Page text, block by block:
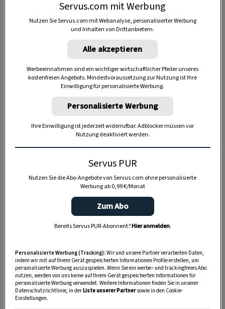
Anzeige
SPEICHERN DRUCKEN
Servus.com mit Werbung
Nutzen Sie Servus.com mit Webanalyse, personalisierter Werbung
und Inhalten von Drittanbietern.
Alle akzeptieren
Werbeeinnahmen sind ein wichtiger wirtschaftlicher Pfeiler unseres
kostenfreien Angebots. Mindestvoraussetzung zur Nutzung ist Ihre
Einwilligung für personalisierte Werbung.
Personalisierte Werbung
Ihre Einwilligung ist jederzeit widerrufbar. Adblocker müssen vor
Nutzung deaktiviert werden.
Servus PUR
Nutzen Sie die Abo-Angebote von Servus.com ohne personalisierte
Werbung ab 0,99 €/Monat
Zum Abo
Bereits Servus PUR-Abonnent?Hier anmelden.
Personalisierte Werbung (Tracking): Wir und unsere Partner verarbeiten Daten,
indem wir mit auf Ihrem Gerät gespeicherten Informationen Profile erstellen, um
personalisierte Werbung auszuspielen. Wenn Sie ein werbe– und trackingfreies Abo
nutzen, werden von uns keine auf Ihrem Gerät gespeicherten Informationen für
personalisierte Werbung verwendet. Weitere Informationen finden Sie in unserer
Datenschutzrichtlinie, in derListe unserer Partnersowie in den Cookie-
Einstellungen.